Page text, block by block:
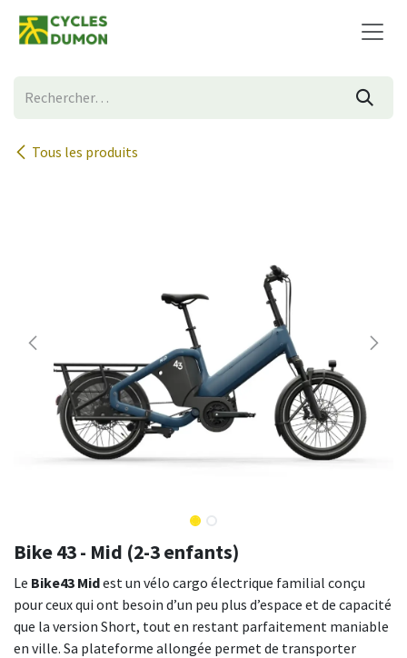
Se rendre au contenu
Tous les produits
Bike 43 - Mid (2-3 enfants)
Le Bike43 Midest un vélo cargo électrique familial conçu
pour ceux qui ont besoin d’un peu plus d’espace et de capacité
que la version Short, tout en restant parfaitement maniable
en ville. Sa plateforme allongée permet de transporter